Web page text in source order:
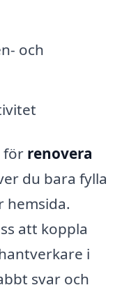
och
för renovera
du bara fylla
hemsida.
att koppla
i
svar och